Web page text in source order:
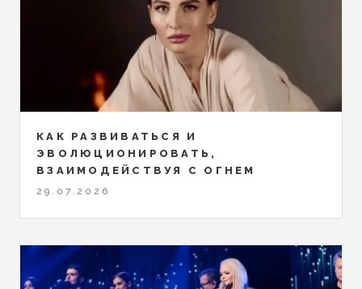
КАК РАЗВИВАТЬСЯ И
ЭВОЛЮЦИОНИРОВАТЬ,
ВЗАИМОДЕЙСТВУЯ С ОГНЕМ
29.07.2026